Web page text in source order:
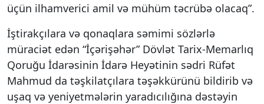
üçün ilhamverici amil və mühüm təcrübə olacaq”.
İştirakçılara və qonaqlara səmimi sözlərlə
müraciət edən “İçərişəhər” Dövlət Tarix-Memarlıq
Qoruğu İdarəsinin İdarə Heyətinin sədri Rüfət
Mahmud da təşkilatçılara təşəkkürünü bildirib və
uşaq və yeniyetmələrin yaradıcılığına dəstəyin